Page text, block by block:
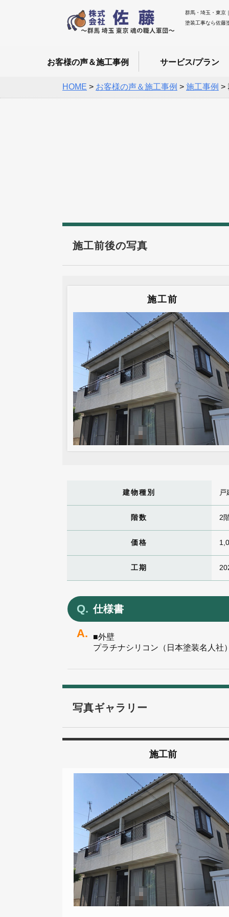
群馬・埼玉・東京
塗装工事なら佐藤
お客様の声＆施工事例 サービス/プラン
HOME > お客様の声＆施工事例 > 施工事例 >
施工前後の写真
施工前
建物種別 戸
階数 2
価格
工期
仕様書
■外壁
プラチナシリコン（日本塗装名人社
写真ギャラリー
施工前